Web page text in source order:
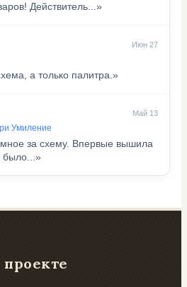
Действитель...»
Июн 27
а только палитра.»
Май 13
Умиление
за схему. Впервые вышила
было...»